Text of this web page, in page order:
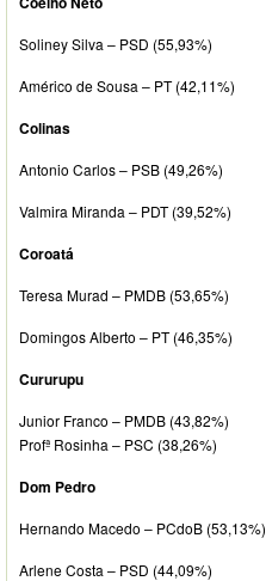
Soliney Silva – PSD (55,93%)
Américo de Sousa – PT (42,11%)
Colinas
Antonio Carlos – PSB (49,26%)
Valmira Miranda – PDT (39,52%)
Coroatá
Teresa Murad – PMDB (53,65%)
Domingos Alberto – PT (46,35%)
Cururupu
Junior Franco – PMDB (43,82%)
Profª Rosinha – PSC (38,26%)
Dom Pedro
Hernando Macedo – PCdoB (53,13%)
Arlene Costa – PSD (44,09%)